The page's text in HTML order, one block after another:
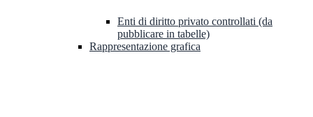
Enti di diritto privato controllati (da
pubblicare in tabelle)
Rappresentazione grafica